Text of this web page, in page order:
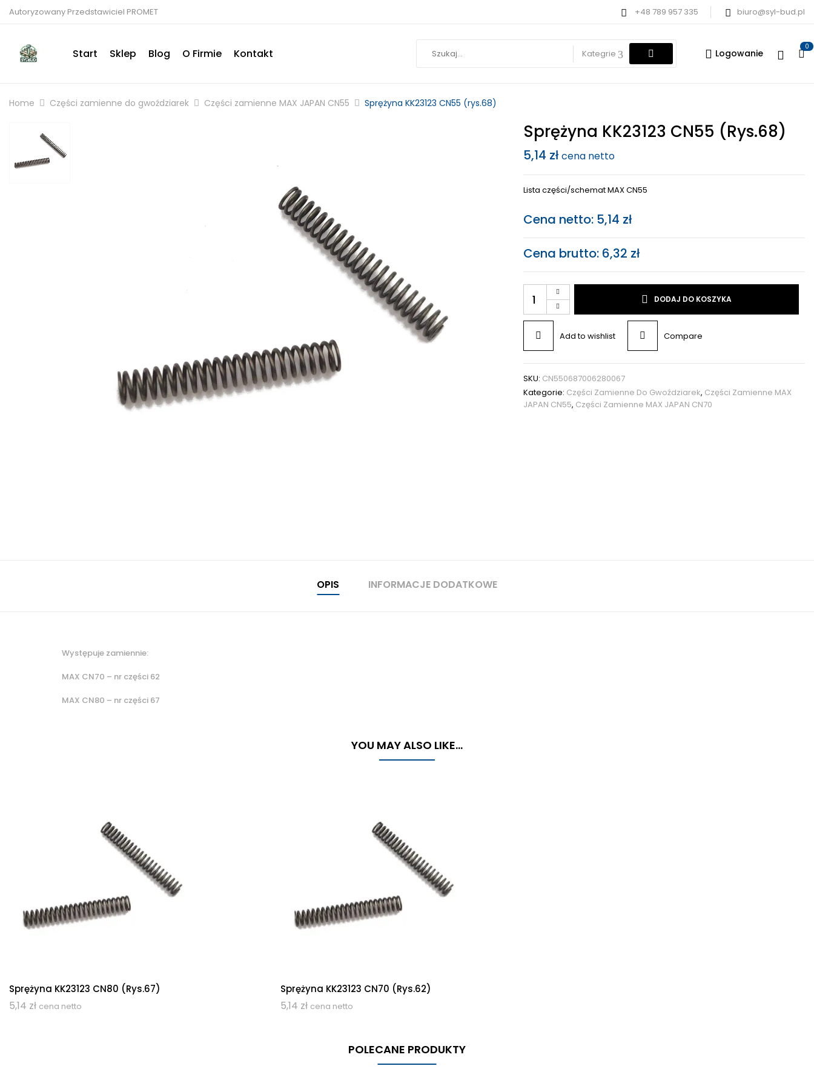
Autoryzowany Przedstawiciel PROMET +48 789 957 335 biuro@syl-bud.pl
Start Sklep Blog O Firmie Kontakt Kategrie Logowanie
0
Home Części zamienne do gwoździarek Części zamienne MAX JAPAN CN55 Sprężyna KK23123 CN55 (rys.68)
Sprężyna KK23123 CN55 (rys.68)
5,14 zł cena netto
Lista części/schemat MAX CN55
Cena netto: 5,14 zł
Cena brutto: 6,32 zł
DODAJ DO KOSZYKA
Add to wishlist Compare
SKU: CN550687006280067
Kategorie: Części Zamienne Do Gwoździarek, Części Zamienne MAX
JAPAN CN55, Części Zamienne MAX JAPAN CN70
OPIS INFORMACJE DODATKOWE
Występuje zamiennie:
MAX CN70 – nr części 62
MAX CN80 – nr części 67
YOU MAY ALSO LIKE…
Sprężyna KK23123 CN80 (rys.67)
5,14 zł cena netto
Sprężyna KK23123 CN70 (rys.62)
5,14 zł cena netto
POLECANE PRODUKTY